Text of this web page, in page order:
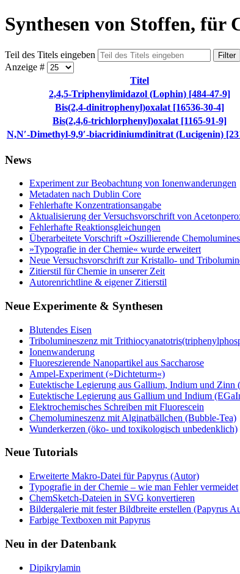
Synthesen von Stoffen, für
Teil des Titels eingeben Filter
Anzeige #
Titel
2,4,5-Triphenylimidazol (Lophin) [484-47-9]
Bis(2,4-dinitrophenyl)oxalat [16536-30-4]
Bis(2,4,6-trichlorphenyl)oxalat [1165-91-9]
N,N′-Dimethyl-9,9′-biacridiniumdinitrat (Lucigenin)
News
Experiment zur Beobachtung von Ionenwanderungen
Metadaten nach Dublin Core
Fehlerhafte Konzentrationsangabe
Aktualisierung der Versuchsvorschrift von
Fehlerhafte Reaktionsgleichungen
Überarbeitete Vorschrift »Oszillierende
»Typografie in der Chemie« wurde erweitert
Neue Versuchsvorschrift zur Kristallo- und
Zitierstil für Chemie in unserer Zeit
Autorenrichtline & eigener Zitierstil
Neue Experimente & Synthesen
Blutendes Eisen
Tribolumineszenz mit
Ionenwanderung
Fluoreszierende Nanopartikel aus Saccharose
Ampel-Experiment (»Dichteturm«)
Eutektische Legierung aus Gallium, Indium und Zinn
Eutektische Legierung aus Gallium und Indium
Elektrochemisches Schreiben mit Fluorescein
Chemolumineszenz mit Alginatbällchen (Bubble-Tea)
Wunderkerzen (öko- und toxikologisch unbedenklich)
Neue Tutorials
Erweiterte Makro-Datei für Papyrus (Autor)
Typografie in der Chemie – wie man Fehler vermeidet
ChemSketch-Dateien in SVG konvertieren
Bildergalerie mit fester Bildbreite erstellen (Papyrus
Farbige Textboxen mit Papyrus
Neu in der Datenbank
Dipikrylamin